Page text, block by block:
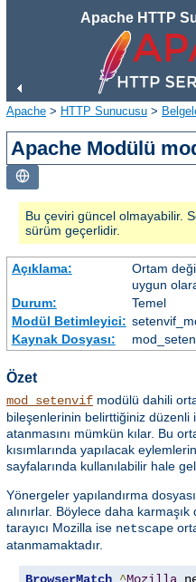
Apache HTTP
Apache > HTTP Sunucusu >
Apache Modülü
Bu çeviri güncel olmayabilir.
sürüm geçerlidir.
Açıklama:
Ortam
uygun
Durum:
Temel
Modül Betimleyici:
Kaynak Dosyası:
Özet
mod_setenvif modülü dahili
bileşenlerinin belirttiğiniz düzenli
atanmasını mümkün kılar. Bu
kısımlarında yapılacak
sayfalarında kullanılabilir hale
Yönergeler yapılandırma
alınırlar. Böylece daha
tarayıcı Mozilla ise netscape
atanmamaktadır.